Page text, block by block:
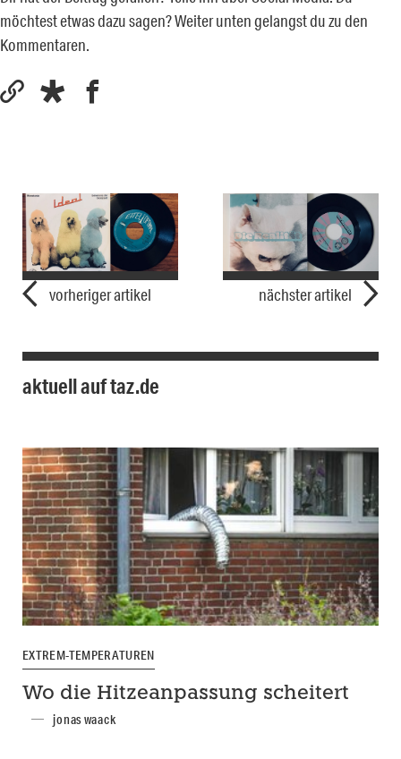
möchtest etwas dazu sagen? Weiter unten gelangst du zu den
Kommentaren.
vorheriger artikel nächster artikel
aktuell auf taz.de
EXTREM-TEMPERATUREN
Wo die Hitzeanpassung scheitert
jonas waack